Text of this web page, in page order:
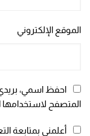
الموقع الإلكتروني
احفظ اسمي، بريدي
المتصفح لاستخدامها
أعلمني بمتابعة